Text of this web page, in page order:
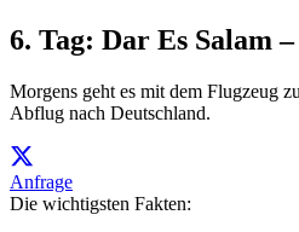
6. Tag: Dar Es Salam
Morgens geht es mit dem Flugzeug
Abflug nach Deutschland.
Anfrage
Die wichtigsten Fakten: